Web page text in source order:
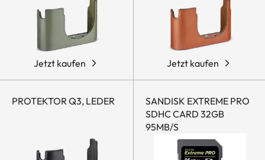
Jetzt kaufen Jetzt kaufen
PROTEKTOR Q3, LEDER
SANDISK EXTREME PRO
SDHC CARD 32GB
95MB/S